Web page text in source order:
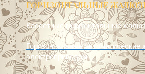
ГОРИЗОНТАЛЬНЫЕ
Кассетные горизонтальные
Горизонтальные автоматические
электроприводом